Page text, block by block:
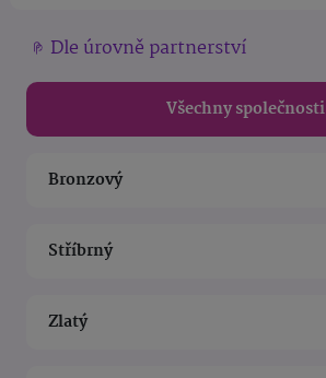
Dle úrovně partnerství
Všechny společnosti
Bronzový
Stříbrný
Zlatý